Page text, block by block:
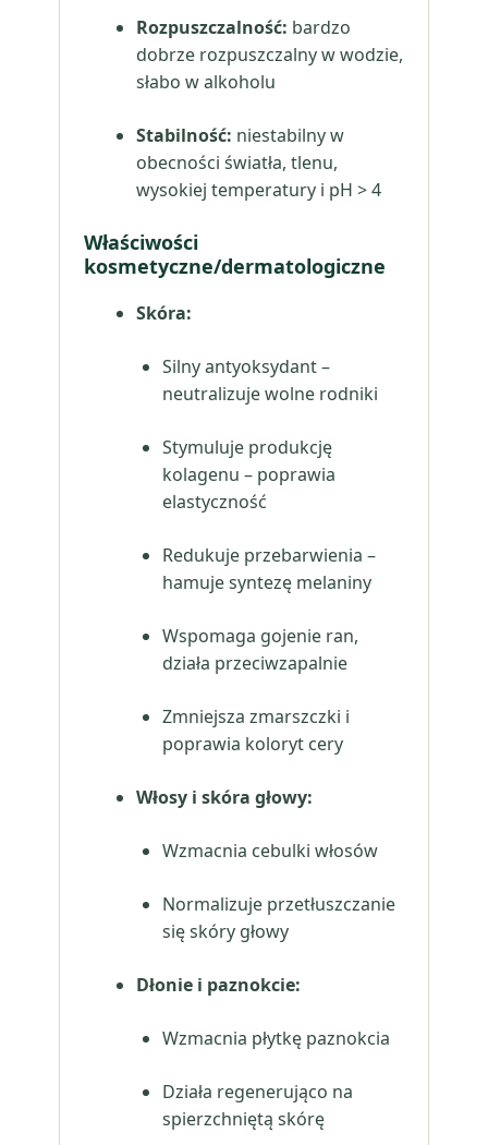
Rozpuszczalność: bardzo
dobrze rozpuszczalny w wodzie,
słabo w alkoholu
Stabilność: niestabilny w
obecności światła, tlenu,
wysokiej temperatury i pH > 4
Właściwości
kosmetyczne/dermatologiczne
Skóra:
Silny antyoksydant –
neutralizuje wolne rodniki
Stymuluje produkcję
kolagenu – poprawia
elastyczność
Redukuje przebarwienia –
hamuje syntezę melaniny
Wspomaga gojenie ran,
działa przeciwzapalnie
Zmniejsza zmarszczki i
poprawia koloryt cery
Włosy i skóra głowy:
Wzmacnia cebulki włosów
Normalizuje przetłuszczanie
się skóry głowy
Dłonie i paznokcie:
Wzmacnia płytkę paznokcia
Działa regenerująco na
spierzchniętą skórę